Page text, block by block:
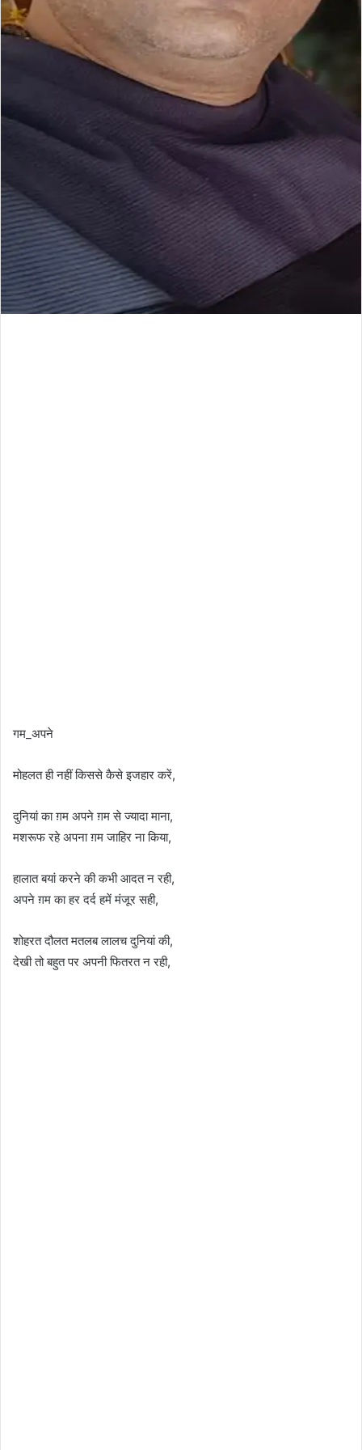
गम_अपने
मोहलत ही नहीं किससे कैसे इजहार करें,
दुनियां का ग़म अपने ग़म से ज्यादा माना,
मशरूफ रहे अपना ग़म जाहिर ना किया,
हालात बयां करने की कभी आदत न रही,
अपने ग़म का हर दर्द हमें मंजूर सही,
शोहरत दौलत मतलब लालच दुनियां की,
देखी तो बहुत पर अपनी फितरत न रही,